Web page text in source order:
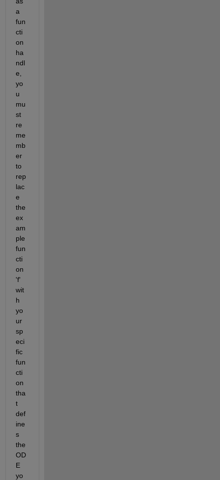
a
fun
cti
on
ha
ndl
e,
yo
u
mu
st
re
me
mb
er
to
rep
lac
e
the
ex
am
ple
fun
cti
on
'f'
wit
h
yo
ur
sp
eci
fic
fun
cti
on
tha
t
def
ine
s
the
OD
E
yo